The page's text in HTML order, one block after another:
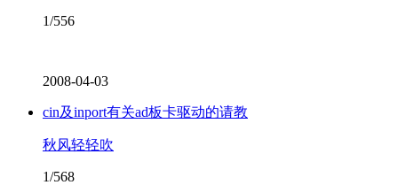
1/556
2008-04-03
cin及inport有关ad板卡驱动的请教
秋风轻轻吹
1/568